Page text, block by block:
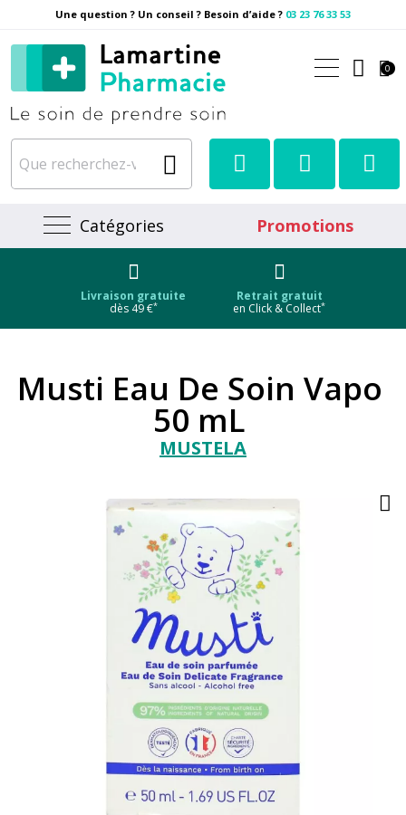
Une question ? Un conseil ? Besoin d’aide ? 03 23 76 33 53
Pharmacie Lamartine
0
Catégories Promotions
Livraison gratuite
dès 49 €*
Retrait gratuit
en Click & Collect*
Musti Eau De Soin Vapo
50 mL
MUSTELA